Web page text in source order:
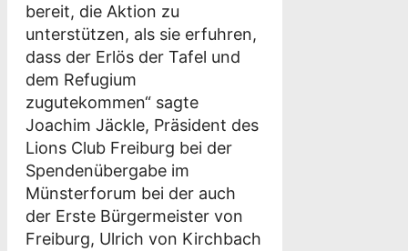
bereit, die Aktion zu
unterstützen, als sie erfuhren,
dass der Erlös der Tafel und
dem Refugium
zugutekommen“ sagte
Joachim Jäckle, Präsident des
Lions Club Freiburg bei der
Spendenübergabe im
Münsterforum bei der auch
der Erste Bürgermeister von
Freiburg, Ulrich von Kirchbach